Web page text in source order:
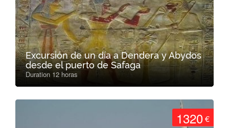
Excursión de un día a Dendera y Abydos
desde el puerto de Safaga
Duration 12 horas
1320€